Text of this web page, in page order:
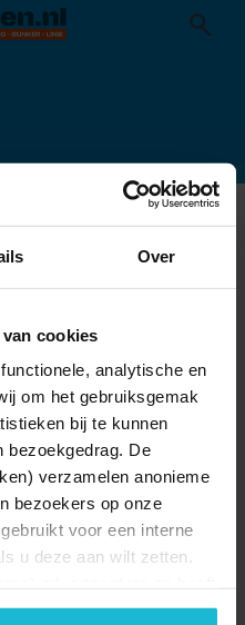
Over
cookies
analytische en
om het gebruiksgemak
bij te kunnen
bezoekgedrag. De
verzamelen anonieme
bezoekers op onze
voor een interne
u deze aan wilt zetten.
U kunt deze cookies via